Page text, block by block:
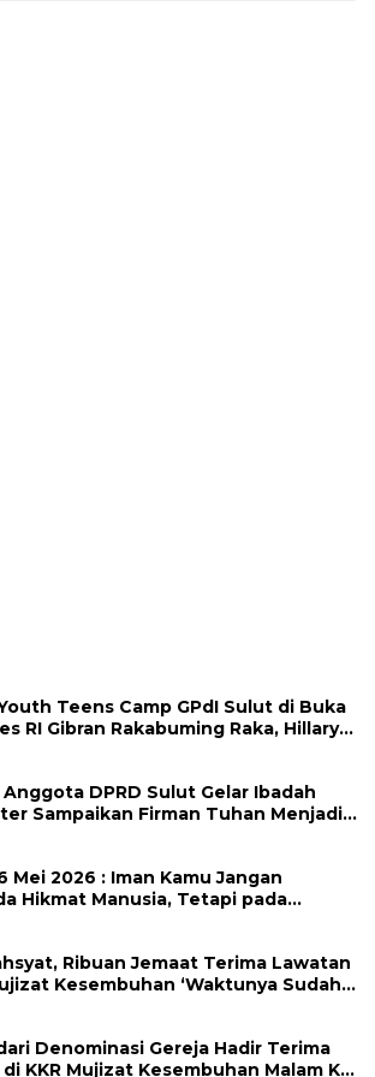
Teens Camp GPdI Sulut di Buka
RI Gibran Rakabuming Raka, Hillary
DPRD Sulut Gelar Ibadah
Sampaikan Firman Tuhan Menjadi
Mei 2026 : Iman Kamu Jangan
Hikmat Manusia, Tetapi pada
Ribuan Jemaat Terima Lawatan
Denominasi Gereja Hadir Terima
Ke